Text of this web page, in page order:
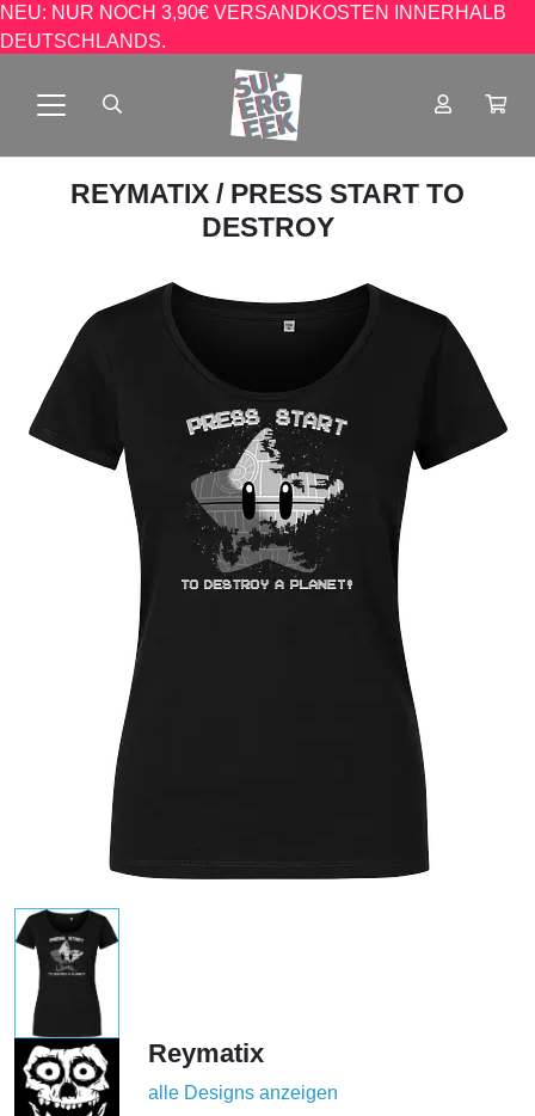
NEU: NUR NOCH 3,90€ VERSANDKOSTEN INNERHALB
DEUTSCHLANDS.
REYMATIX / PRESS START TO
DESTROY
Reymatix
alle Designs anzeigen